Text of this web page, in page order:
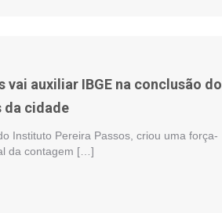
vai auxiliar IBGE na conclusão do
da cidade
Instituto Pereira Passos, criou uma força-
da contagem […]